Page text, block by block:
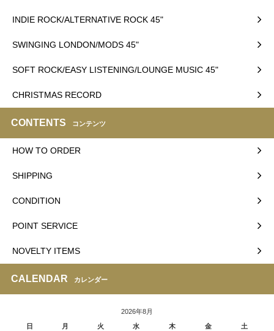
INDIE ROCK/ALTERNATIVE ROCK 45"
SWINGING LONDON/MODS 45"
SOFT ROCK/EASY LISTENING/LOUNGE MUSIC 45"
CHRISTMAS RECORD
CONTENTS コンテンツ
HOW TO ORDER
SHIPPING
CONDITION
POINT SERVICE
NOVELTY ITEMS
CALENDAR カレンダー
2026年8月
日
月 火 水 木 金 土